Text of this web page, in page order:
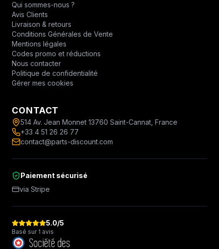
Qui sommes-nous ?
Avis Clients
Livraison & retours
Conditions Générales de Vente
Mentions légales
Codes promo et réductions
Nous contacter
Politique de confidentialité
Gérer mes cookies
CONTACT
514 Av. Jean Monnet 13760 Saint-Cannat, France
+33 4 51 26 26 77
contact@parts-discount.com
Paiement sécurisé
via Stripe
5.0/5
Basé sur 1 avis